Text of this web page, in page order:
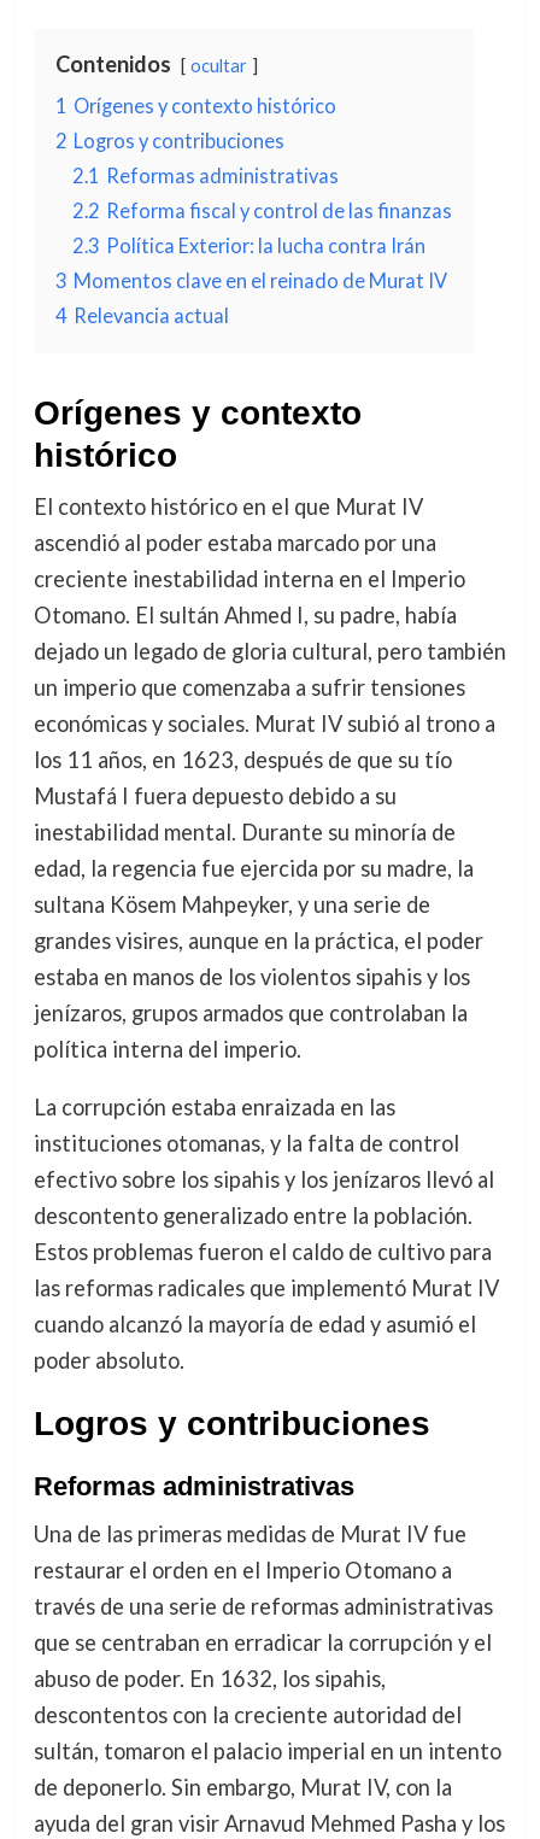
Contenidos ocultar
1 Orígenes y contexto histórico
2 Logros y contribuciones
2.1 Reformas administrativas
2.2 Reforma fiscal y control de las finanzas
2.3 Política Exterior: la lucha contra Irán
3 Momentos clave en el reinado de Murat IV
4 Relevancia actual
Orígenes y contexto
histórico
El contexto histórico en el que Murat IV
ascendió al poder estaba marcado por una
creciente inestabilidad interna en el Imperio
Otomano. El sultán Ahmed I, su padre, había
dejado un legado de gloria cultural, pero también
un imperio que comenzaba a sufrir tensiones
económicas y sociales. Murat IV subió al trono a
los 11 años, en 1623, después de que su tío
Mustafá I fuera depuesto debido a su
inestabilidad mental. Durante su minoría de
edad, la regencia fue ejercida por su madre, la
sultana Kösem Mahpeyker, y una serie de
grandes visires, aunque en la práctica, el poder
estaba en manos de los violentos sipahis y los
jenízaros, grupos armados que controlaban la
política interna del imperio.
La corrupción estaba enraizada en las
instituciones otomanas, y la falta de control
efectivo sobre los sipahis y los jenízaros llevó al
descontento generalizado entre la población.
Estos problemas fueron el caldo de cultivo para
las reformas radicales que implementó Murat IV
cuando alcanzó la mayoría de edad y asumió el
poder absoluto.
Logros y contribuciones
Reformas administrativas
Una de las primeras medidas de Murat IV fue
restaurar el orden en el Imperio Otomano a
través de una serie de reformas administrativas
que se centraban en erradicar la corrupción y el
abuso de poder. En 1632, los sipahis,
descontentos con la creciente autoridad del
sultán, tomaron el palacio imperial en un intento
de deponerlo. Sin embargo, Murat IV, con la
ayuda del gran visir Arnavud Mehmed Pasha y los